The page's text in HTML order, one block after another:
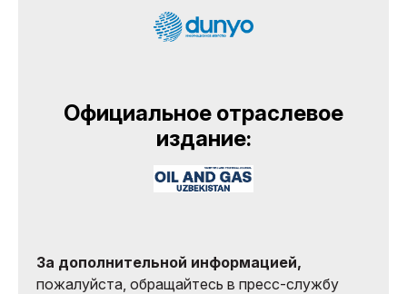
Официальное отраслевое
издание:
За дополнительной информацией,
пожалуйста, обращайтесь в пресс-службу